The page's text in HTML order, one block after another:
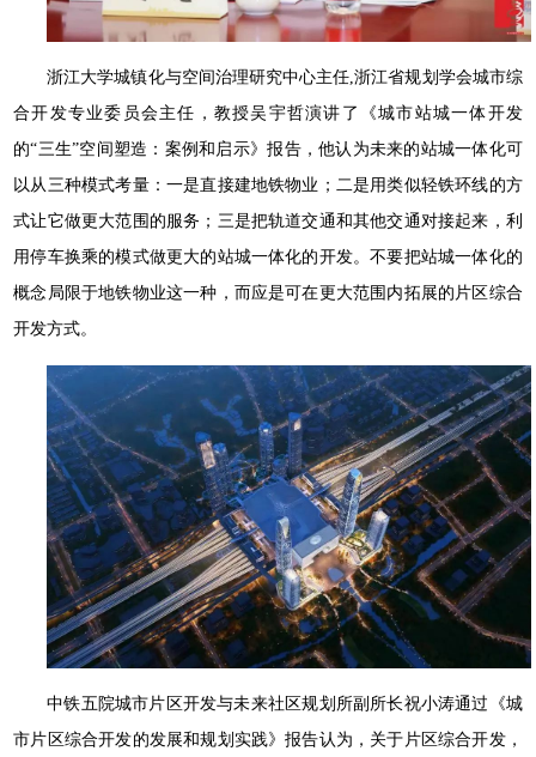
浙江大学城镇化与空间治理研究中心主任,浙江省规划学会城市综
合开发专业委员会主任，教授吴宇哲演讲了《城市站城一体开发
的“三生”空间塑造：案例和启示》报告，他认为未来的站城一体化可
以从三种模式考量：一是直接建地铁物业；二是用类似轻铁环线的方
式让它做更大范围的服务；三是把轨道交通和其他交通对接起来，利
用停车换乘的模式做更大的站城一体化的开发。不要把站城一体化的
概念局限于地铁物业这一种，而应是可在更大范围内拓展的片区综合
开发方式。
中铁五院城市片区开发与未来社区规划所副所长祝小涛通过《城
市片区综合开发的发展和规划实践》报告认为，关于片区综合开发，